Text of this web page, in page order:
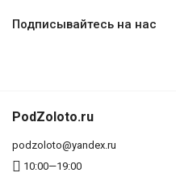
Подписывайтесь на нас
PodZoloto.ru
podzoloto@yandex.ru
10:00—19:00